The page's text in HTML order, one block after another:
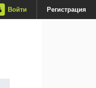
Войти Регистрация